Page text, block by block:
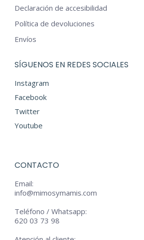
Declaración de accesibilidad
Política de devoluciones
Envíos
SÍGUENOS EN REDES SOCIALES
Instagram
Facebook
Twitter
Youtube
CONTACTO
Email:
info@mimosymamis.com
Teléfono / Whatsapp:
620 03 73 98